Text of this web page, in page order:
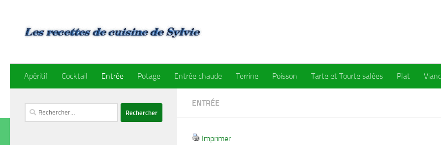
Apéritif Cocktail Entrée Potage Entrée chaude Terrine Poisson Tarte et Tourte salées Plat
ENTRÉE
Imprimer
Rechercher :